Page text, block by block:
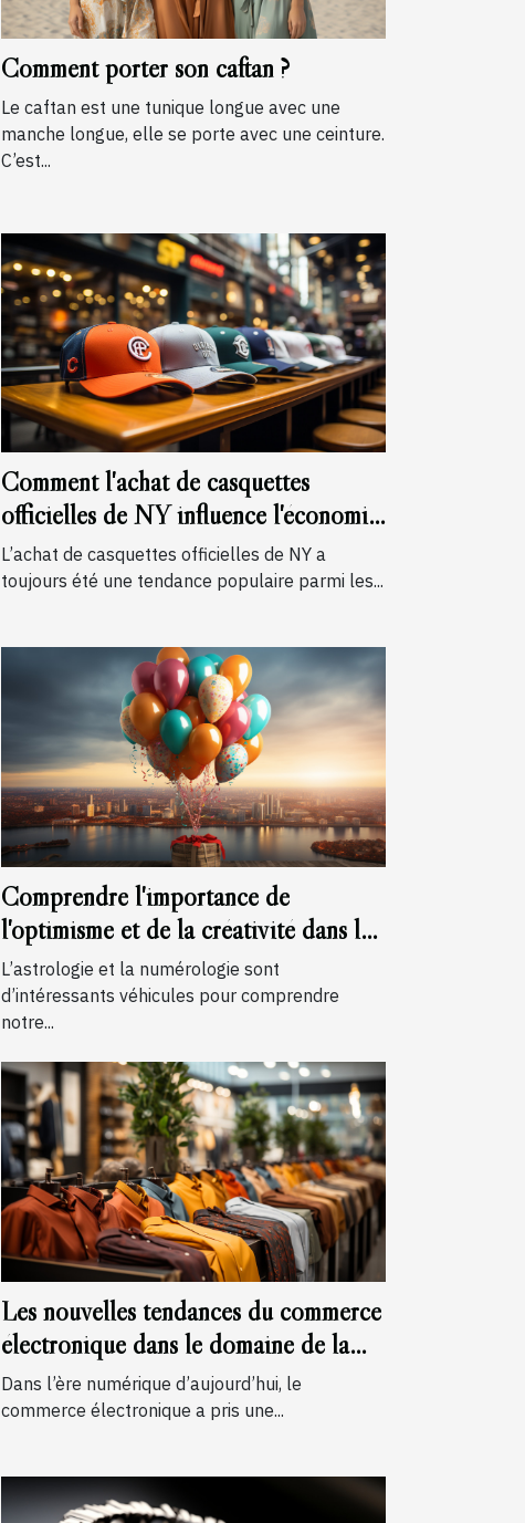
Comment porter son caftan ?
Le caftan est une tunique longue avec une
manche longue, elle se porte avec une ceinture.
C’est...
Comment l'achat de casquettes
officielles de NY influence l'économie
locale
L’achat de casquettes officielles de NY a
toujours été une tendance populaire parmi les...
Comprendre l'importance de
l'optimisme et de la créativité dans le
chiffre du chemin de vie 3
L’astrologie et la numérologie sont
d’intéressants véhicules pour comprendre
notre...
Les nouvelles tendances du commerce
électronique dans le domaine de la
mode masculine
Dans l’ère numérique d’aujourd’hui, le
commerce électronique a pris une...